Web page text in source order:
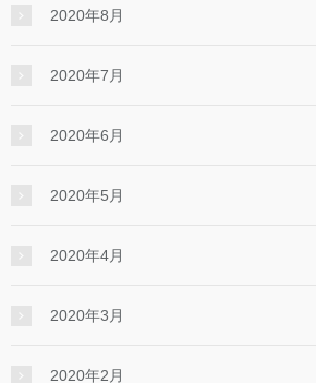
2020年8月
2020年7月
2020年6月
2020年5月
2020年4月
2020年3月
2020年2月